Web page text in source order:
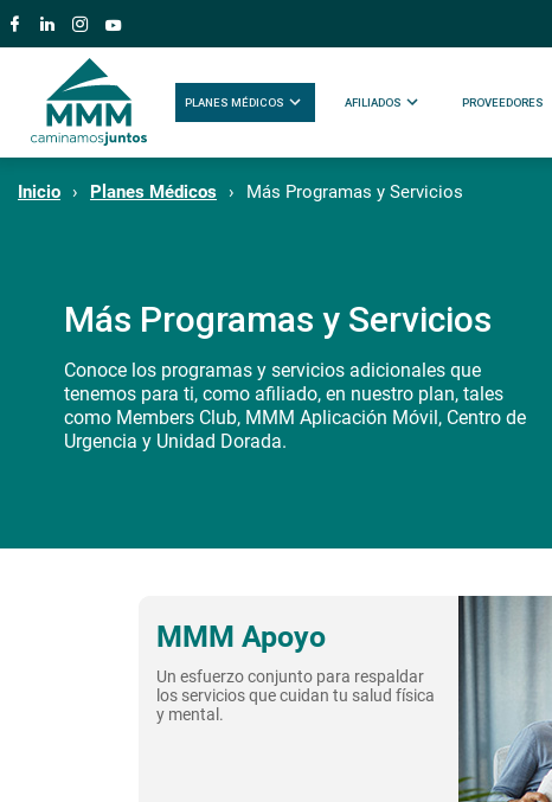
PLANES MÉDICOS AFILIADOS PROVEEDORES
Inicio Planes Médicos Más Programas y Servicios
Más Programas y Servicios
Conoce los programas y servicios adicionales que
tenemos para ti, como afiliado, en nuestro plan, tales
como Members Club, MMM Aplicación Móvil, Centro de
Urgencia y Unidad Dorada.
MMM Apoyo
Un esfuerzo conjunto para respaldar
los servicios que cuidan tu salud física
y mental.